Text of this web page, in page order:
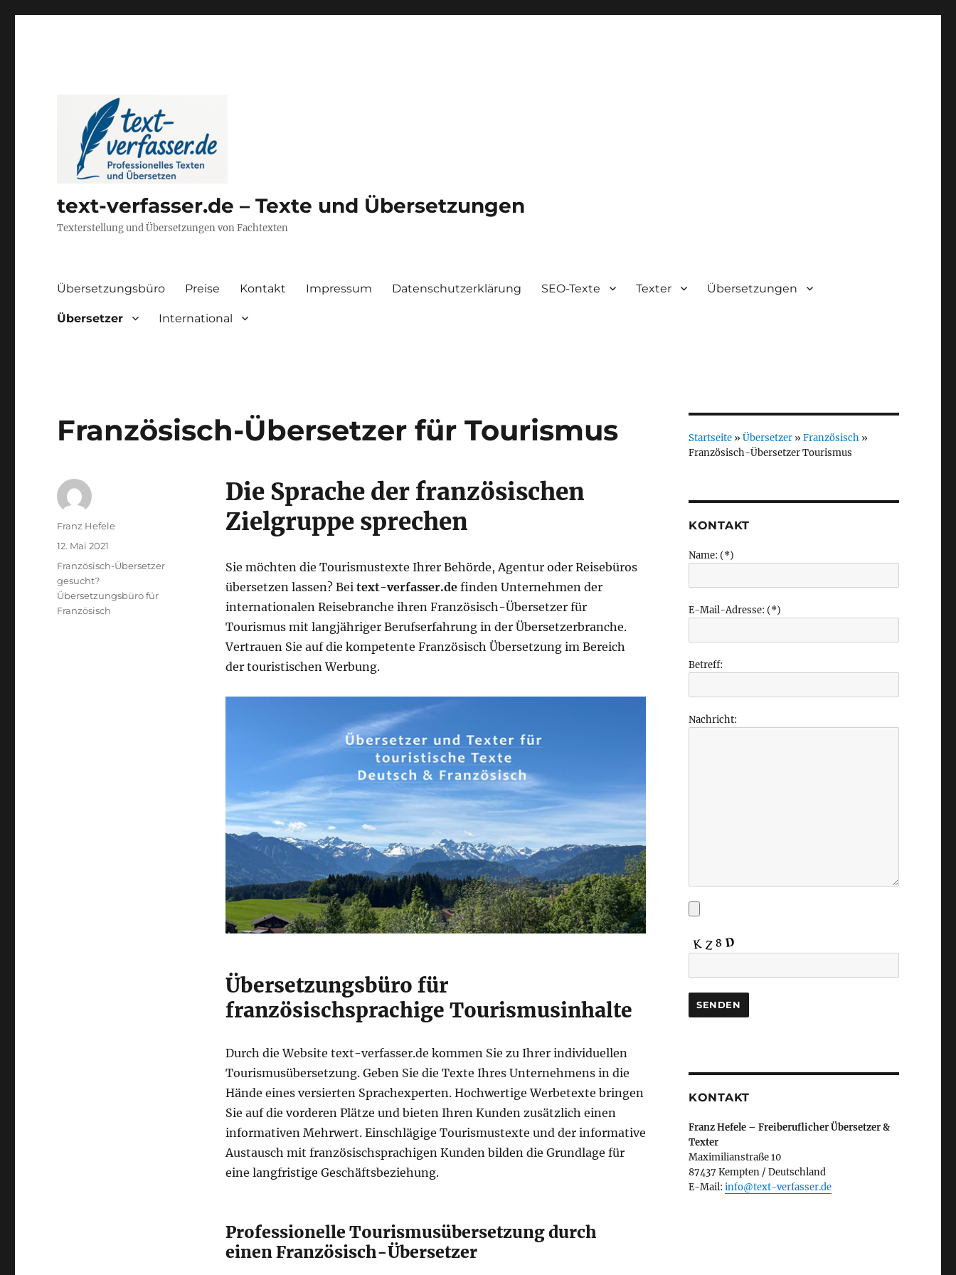
text-verfasser.de – Texte und Übersetzungen
Texterstellung und Übersetzungen von Fachtexten
Übersetzungsbüro Preise Kontakt Impressum Datenschutzerklärung SEO-Texte Texter Übersetzungen
Übersetzer International
Französisch-Übersetzer für Tourismus
Die Sprache der französischen
Zielgruppe sprechen
Sie möchten die Tourismustexte Ihrer Behörde, Agentur oder Reisebüros
übersetzen lassen? Bei text-verfasser.definden Unternehmen der
internationalen Reisebranche ihren Französisch-Übersetzer für
Tourismus mit langjähriger Berufserfahrung in der Übersetzerbranche.
Vertrauen Sie auf die kompetente Französisch Übersetzung im Bereich
der touristischen Werbung.
Übersetzungsbüro für
französischsprachige Tourismusinhalte
Durch die Website text-verfasser.de kommen Sie zu Ihrer individuellen
Tourismusübersetzung. Geben Sie die Texte Ihres Unternehmens in die
Hände eines versierten Sprachexperten. Hochwertige Werbetexte bringen
Sie auf die vorderen Plätze und bieten Ihren Kunden zusätzlich einen
informativen Mehrwert. Einschlägige Tourismustexte und der informative
Austausch mit französischsprachigen Kunden bilden die Grundlage für
eine langfristige Geschäftsbeziehung.
Professionelle Tourismusübersetzung durch
einen Französisch-Übersetzer
Autor
Franz Hefele
Veröffentlicht
12. Mai 2021
Kategorien
Französisch-Übersetzer
gesucht?
Übersetzungsbüro für
Französisch
Startseite» Übersetzer» Französisch»
Französisch-Übersetzer Tourismus
KONTAKT
Name: (*)
E-Mail-Adresse: (*)
Betreff:
Nachricht:
KONTAKT
Franz Hefele – Freiberuflicher Übersetzer &
Texter
Maximilianstraße 10
87437 Kempten / Deutschland
E-Mail: info@text-verfasser.de